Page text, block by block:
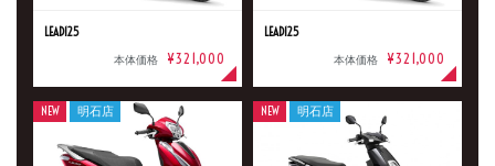
LEAD125
本体価格 ¥321,000
LEAD125
本体価格 ¥321,000
NEW 明石店 NEW 明石店